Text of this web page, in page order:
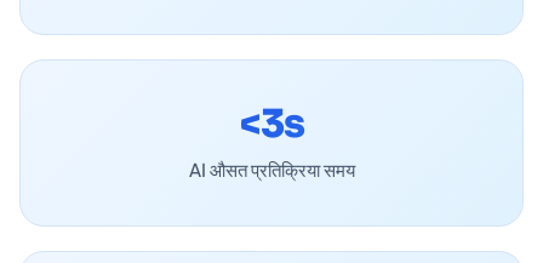
<3s
AI औसत प्रतिक्रिया समय